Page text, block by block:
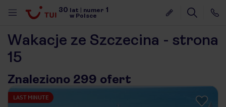
30 lat numer 1
w Polsce
Wakacje ze Szczecina - strona
15
Znaleziono 299 ofert
LAST MINUTE